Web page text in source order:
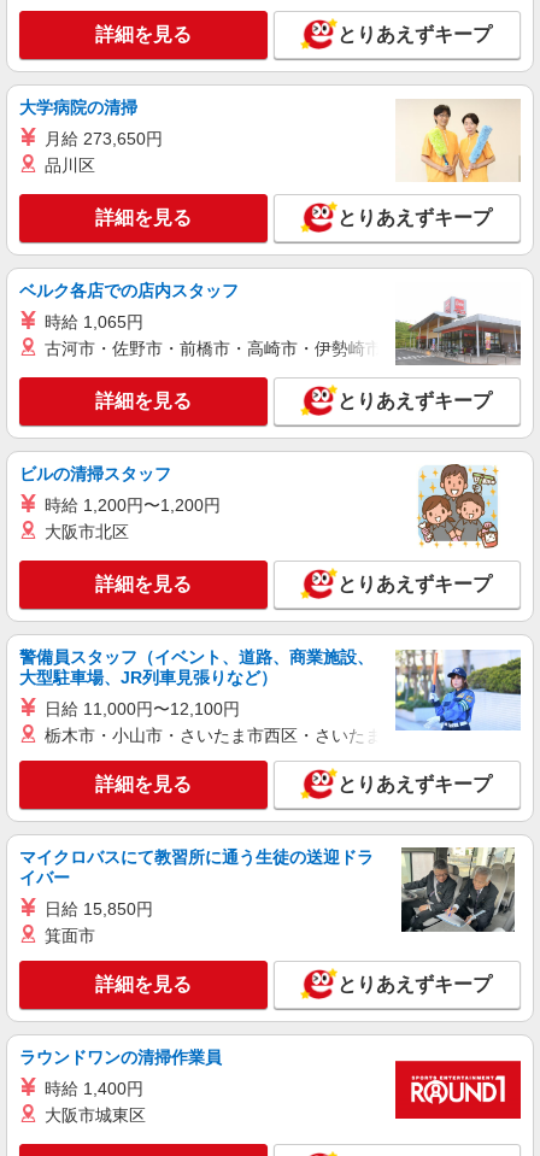
パート
グループホームの介護スタッフ
・無資格 時給1,130円 ・初任者研修資格 時
給1,140円 ・実務者研修資格 時給1,155円 ・介護
改善加算が含まれています ※入社前に研修あり、
ボランティア規定による支給 ※別途交通費規定支
給
・グループホームつくし朝日 （兵庫県姫路市
キープ 詳細を見る
正社員
グループホームつくし朝日/網干
グループホームの介護スタッフ
・無資格 月給195,900円（試用期間
6ヵ月 時給1,130円） ・初任者研修資格 月給
198,900円（試用期間6ヵ月 時給1,140円） ・実
務者研修資格 月給201,100円（試用期間6ヵ月
時給1,155円） ・介護福祉士 月給206,600円
（試用期間6ヵ月 時給1,175円） ※交通費別途支
給 ※上記金額は処遇改善加算が含まれた金額です
※入社前研修あり、ボランティア規定による支給
・グループホームつくし朝日 （兵庫県姫路市
網干区和久107番地5）
キープ 詳細を見る
社会福祉法人尚紫会
特別養護老人ホームでの介護職員（入浴介助専
属）
時給1,300円〜
特別養護老人ホーム むれさき苑 （兵庫県姫
路市四郷町東阿保44番地）
詳細を見る
パート
社会福祉法人尚紫会
特別養護老人ホームでの介護職員
支給 ＋夜勤手当（19,840円／1回、時給含む） ※
幅は経験・能力による
路市四郷町東阿保44番地）
キープ 詳細を見る
パート
社会福祉法人尚紫会
詳細を見る とりあえずキープ
大学病院の清掃
月給 273,650円
品川区
詳細を見る とりあえずキープ
ベルク各店での店内スタッフ
時給 1,065円
古河市・佐野市・前橋市・高崎市・伊勢崎市・太田市・館林市
詳細を見る とりあえずキープ
ビルの清掃スタッフ
時給 1,200円〜1,200円
大阪市北区
詳細を見る とりあえずキープ
警備員スタッフ（イベント、道路、商業施設、
大型駐車場、JR列車見張りなど）
日給 11,000円〜12,100円
栃木市・小山市・さいたま市西区・さいたま市岩槻区・久喜市・
詳細を見る とりあえずキープ
マイクロバスにて教習所に通う生徒の送迎ドラ
イバー
日給 15,850円
箕面市
詳細を見る とりあえずキープ
ラウンドワンの清掃作業員
時給 1,400円
大阪市城東区